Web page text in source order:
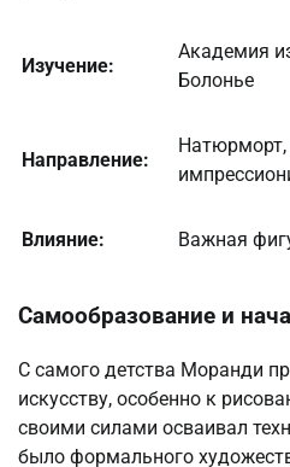
Изучение:
Академия
Болонье
Направление:
Натюрморт,
Влияние: Важная
Самообразование и
С самого детства Моранди
искусству, особенно к
своими силами осваивал
было формального